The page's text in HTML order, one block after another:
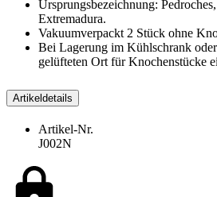
Ursprungsbezeichnung:
Extremadura.
Vakuumverpackt 2 Stück ohne
Bei Lagerung im Kühlschrank
gelüfteten Ort für Knochenstücke
Artikeldetails
Artikel-Nr.
J002N